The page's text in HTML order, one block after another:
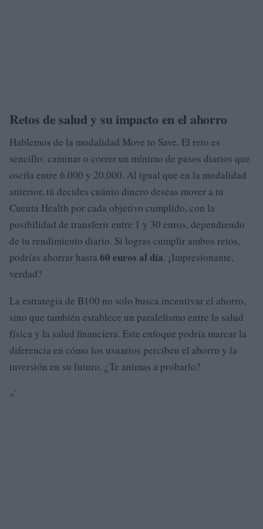
Retos de salud y su impacto en el ahorro
Hablemos de la modalidad Move to Save. El reto es
sencillo: caminar o correr un mínimo de pasos diarios que
oscila entre 6.000 y 20.000. Al igual que en la modalidad
anterior, tú decides cuánto dinero deseas mover a tu
Cuenta Health por cada objetivo cumplido, con la
posibilidad de transferir entre 1 y 30 euros, dependiendo
de tu rendimiento diario. Si logras cumplir ambos retos,
podrías ahorrar hasta 60 euros al día. ¡Impresionante,
verdad?
La estrategia de B100 no solo busca incentivar el ahorro,
sino que también establece un paralelismo entre la salud
física y la salud financiera. Este enfoque podría marcar la
diferencia en cómo los usuarios perciben el ahorro y la
inversión en su futuro. ¿Te animas a probarlo?
«`